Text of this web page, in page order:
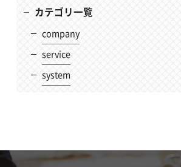
カテゴリ一覧
company
service
system